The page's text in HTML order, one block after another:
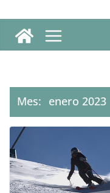
Mes: enero 2023